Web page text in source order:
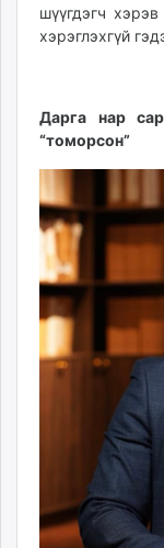
шүүгдэгч
хэрэглэхгүй
Дарга нар
“томорсон”